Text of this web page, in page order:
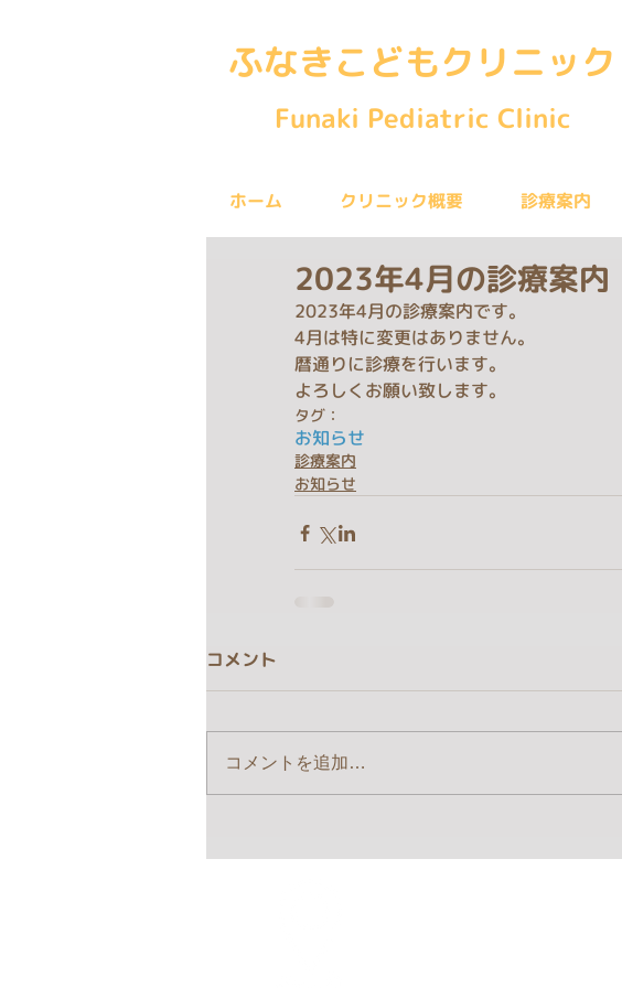
ふなきこどもクリニック
Funaki Pediatric Clinic
ホーム クリニック概要 診療案内
2023年4月の診療案内
2023年4月の診療案内です。
4月は特に変更はありません。
暦通りに診療を行います。
よろしくお願い致します。
タグ：
お知らせ
診療案内
お知らせ
コメント
コメントを追加…